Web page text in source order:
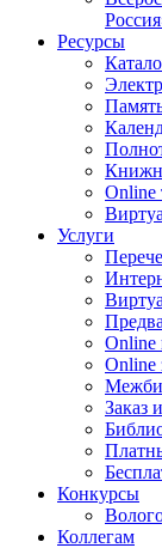
Ресурсы
Online
Услуги
Online
Online
Заказ
Конкурсы
Коллегам